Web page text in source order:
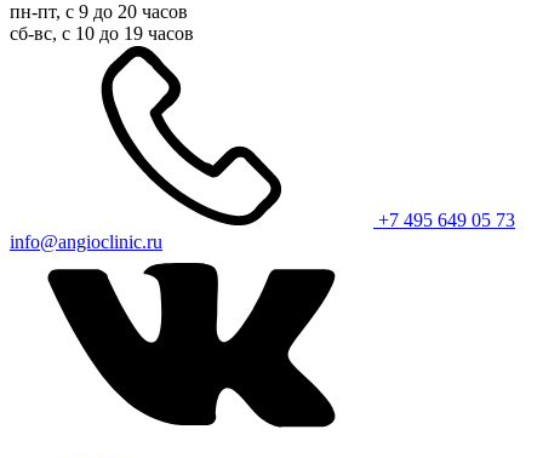
пн-пт, с 9 до 20 часов
сб-вс, с 10 до 19 часов
+7 495 649 05 73
info@angioclinic.ru